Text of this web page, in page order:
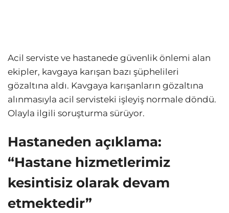
Acil serviste ve hastanede güvenlik önlemi alan
ekipler, kavgaya karışan bazı şüphelileri
gözaltına aldı. Kavgaya karışanların gözaltına
alınmasıyla acil servisteki işleyiş normale döndü.
Olayla ilgili soruşturma sürüyor.
Hastaneden açıklama:
“Hastane hizmetlerimiz
kesintisiz olarak devam
etmektedir”